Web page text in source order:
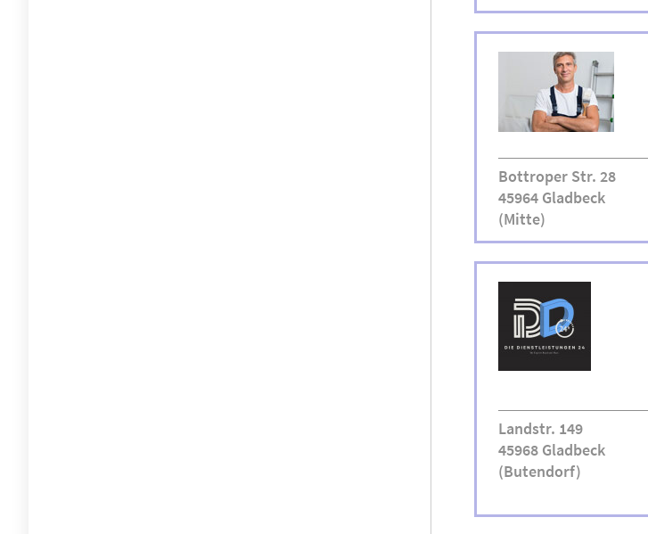
Bottroper Str. 28
45964 Gladbeck
(Mitte)
Landstr. 149
45968 Gladbeck
(Butendorf)